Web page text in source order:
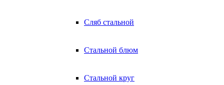
Сляб стальной
Стальной блюм
Стальной круг